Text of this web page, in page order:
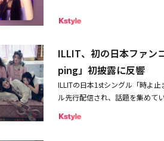
トだ。そんな乃紫と世界中のフ
も期待が高まっている。◆乃紫
た！新曲やライブ情報、ラフな
■リリースパーティー詳細
ス記念Listening Party開催日時
ンペーン＞コミュニティオープ
した方の中から抽選で3名様に
ILLIT、初の日本ファン
ping」初披露に反響
ILLITの日本1stシングル「時よ
ル先行配信され、話題を集めて
バサダーを務めるラコステ